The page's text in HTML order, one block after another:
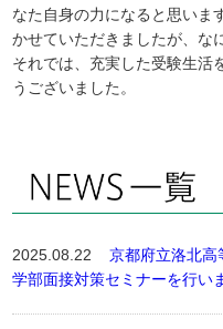
なた自身の力になると思いま
かせていただきましたが、な
それでは、充実した受験生活
うございました。
2025.08.22京都府立洛北高
学部面接対策セミナーを行い